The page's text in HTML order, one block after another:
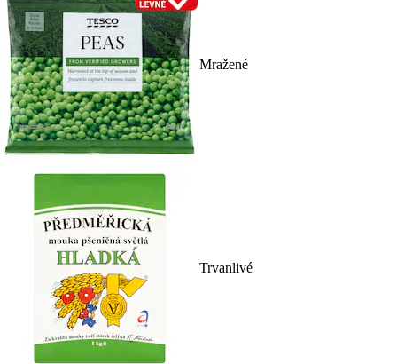
Mražené
Trvanlivé